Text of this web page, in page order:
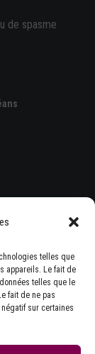
telles que
appareils. Le fait de
telles que le
fait de ne pas
sur certaines
de spasme